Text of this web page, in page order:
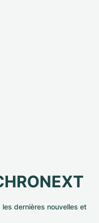
dernières nouvelles et